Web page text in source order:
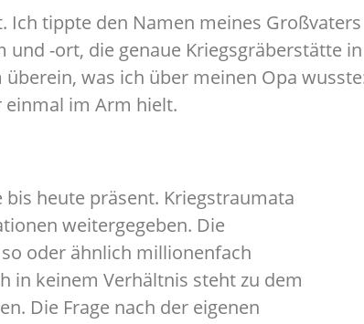
Ich tippte den Namen meines Großvaters
-ort, die genaue Kriegsgräberstätte in
was ich über meinen Opa
einmal im Arm hielt.
heute präsent. Kriegstraumata
weitergegeben. Die
oder ähnlich millionenfach
in keinem Verhältnis steht zu dem
Die Frage nach der eigenen